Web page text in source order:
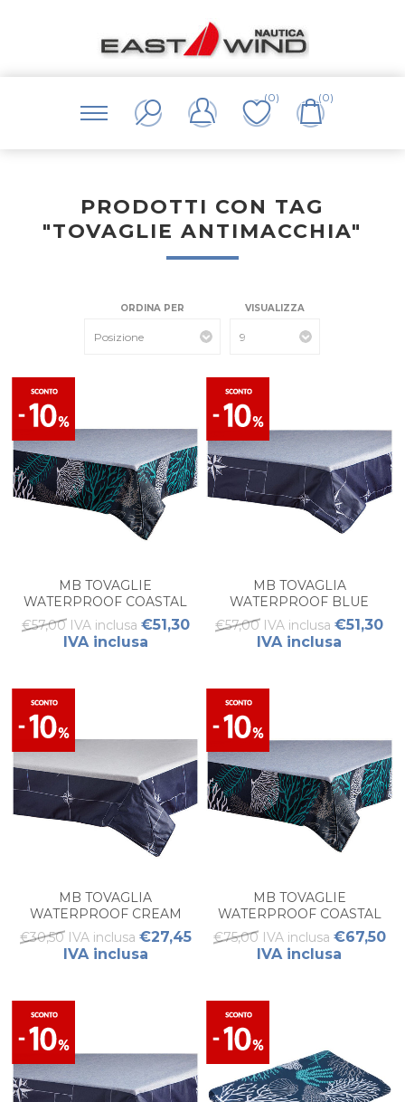
(0) (0)
PRODOTTI CON TAG
"TOVAGLIE ANTIMACCHIA"
ORDINA PER VISUALIZZA
MB TOVAGLIE
WATERPROOF COASTAL
BLUE PICCOLO (PZ 1)
€57,00 IVA inclusa €51,30
IVA inclusa
MB TOVAGLIA
WATERPROOF BLUE
PICCOLO NORTHWIND
(1PZ)
€57,00 IVA inclusa €51,30
IVA inclusa
MB TOVAGLIA
WATERPROOF CREAM
PICCOLO NORTHWIND
(1PZ)
€30,50 IVA inclusa €27,45
IVA inclusa
MB TOVAGLIE
WATERPROOF COASTAL
BLUE GRANDE (PZ 1)
€75,00 IVA inclusa €67,50
IVA inclusa